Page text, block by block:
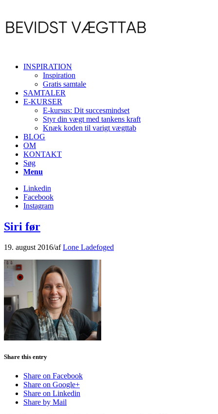
INSPIRATION
Inspiration
Gratis samtale
SAMTALER
E-KURSER
E-kursus: Dit succesmindset
Styr din vægt med tankens kraft
Knæk koden til varigt vægttab
BLOG
OM
KONTAKT
Søg
Menu
Linkedin
Facebook
Instagram
Siri før
19. august 2016/afLone Ladefoged
Share this entry
Share on Facebook
Share on Google+
Share on Linkedin
Share by Mail